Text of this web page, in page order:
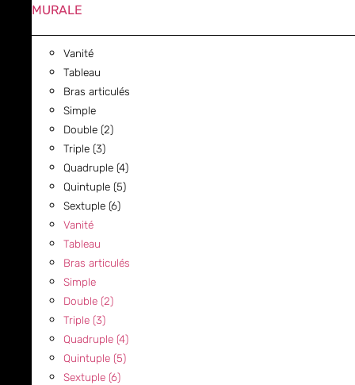
MURALE
Vanité
Tableau
Bras articulés
Simple
Double (2)
Triple (3)
Quadruple (4)
Quintuple (5)
Sextuple (6)
Vanité
Tableau
Bras articulés
Simple
Double (2)
Triple (3)
Quadruple (4)
Quintuple (5)
Sextuple (6)